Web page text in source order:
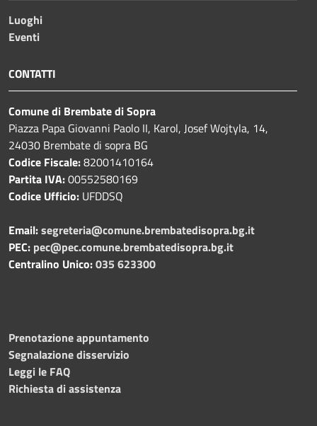
Luoghi
Eventi
CONTATTI
Comune di Brembate di Sopra
Piazza Papa Giovanni Paolo II, Karol, Josef Wojtyla, 14,
24030 Brembate di sopra BG
Codice Fiscale:82001410164
Partita IVA:00552580169
Codice Ufficio: UFDDSQ
Email:segreteria@comune.brembatedisopra.bg.it
PEC: pec@pec.comune.brembatedisopra.bg.it
Centralino Unico:035 623300
Prenotazione appuntamento
Segnalazione disservizio
Leggi le FAQ
Richiesta di assistenza